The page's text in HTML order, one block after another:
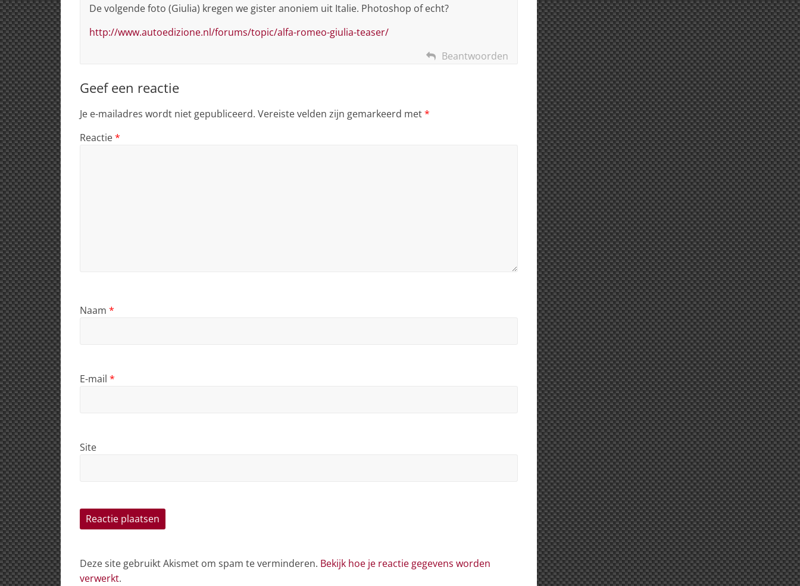
De volgende foto (Giulia) kregen we gister anoniem uit Italie. Photoshop of echt?
http://www.autoedizione.nl/forums/topic/alfa-romeo-giulia-teaser/
Beantwoorden
Geef een reactie
Je e-mailadres wordt niet gepubliceerd. Vereiste velden zijn gemarkeerd met*
Reactie*
Naam *
E-mail *
Site
Deze site gebruikt Akismet om spam te verminderen. Bekijk hoe je reactie gegevens worden
verwerkt.